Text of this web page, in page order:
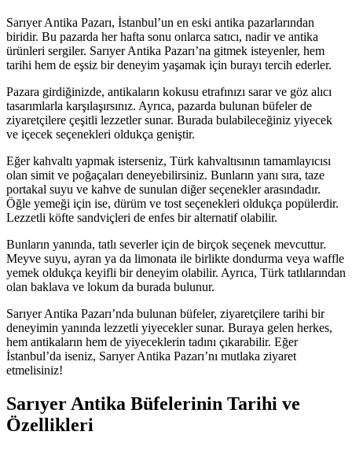
Sarıyer Antika Pazarı, İstanbul’un en eski antika pazarlarından
biridir. Bu pazarda her hafta sonu onlarca satıcı, nadir ve antika
ürünleri sergiler. Sarıyer Antika Pazarı’na gitmek isteyenler, hem
tarihi hem de eşsiz bir deneyim yaşamak için burayı tercih ederler.
Pazara girdiğinizde, antikaların kokusu etrafınızı sarar ve göz alıcı
tasarımlarla karşılaşırsınız. Ayrıca, pazarda bulunan büfeler de
ziyaretçilere çeşitli lezzetler sunar. Burada bulabileceğiniz yiyecek
ve içecek seçenekleri oldukça geniştir.
Eğer kahvaltı yapmak isterseniz, Türk kahvaltısının tamamlayıcısı
olan simit ve poğaçaları deneyebilirsiniz. Bunların yanı sıra, taze
portakal suyu ve kahve de sunulan diğer seçenekler arasındadır.
Öğle yemeği için ise, dürüm ve tost seçenekleri oldukça popülerdir.
Lezzetli köfte sandviçleri de enfes bir alternatif olabilir.
Bunların yanında, tatlı severler için de birçok seçenek mevcuttur.
Meyve suyu, ayran ya da limonata ile birlikte dondurma veya waffle
yemek oldukça keyifli bir deneyim olabilir. Ayrıca, Türk tatlılarından
olan baklava ve lokum da burada bulunur.
Sarıyer Antika Pazarı’nda bulunan büfeler, ziyaretçilere tarihi bir
deneyimin yanında lezzetli yiyecekler sunar. Buraya gelen herkes,
hem antikaların hem de yiyeceklerin tadını çıkarabilir. Eğer
İstanbul’da iseniz, Sarıyer Antika Pazarı’nı mutlaka ziyaret
etmelisiniz!
Sarıyer Antika Büfelerinin Tarihi ve
Özellikleri